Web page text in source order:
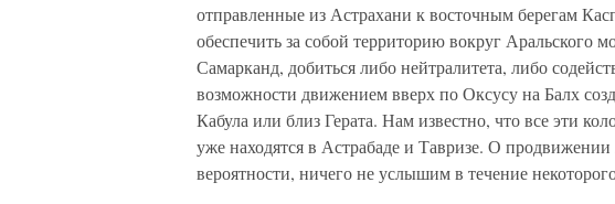
отправленные из Астрахани к восточным берегам
обеспечить за собой территорию вокруг Аральского
Самарканд, добиться либо нейтралитета, либо
возможности движением вверх по Оксусу на Балх
Кабула или близ Герата. Нам известно, что все эти
уже находятся в Астрабаде и Тавризе. О
вероятности, ничего не услышим в течение